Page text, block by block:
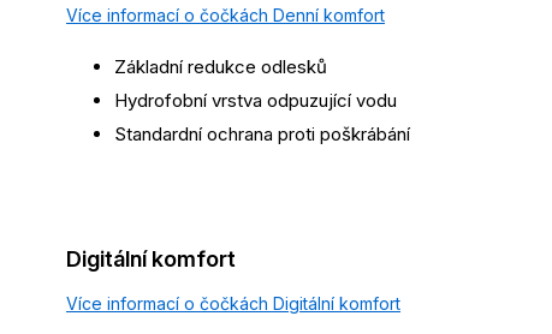
Více informací o čočkách Denní komfort
Základní redukce odlesků
Hydrofobní vrstva odpuzující vodu
Standardní ochrana proti poškrábání
Digitální komfort
Více informací o čočkách Digitální komfort